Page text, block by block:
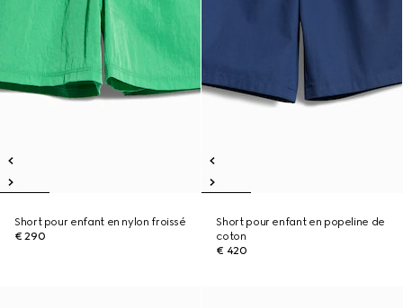
Short pour enfant en nylon froissé
€ 290
Short pour enfant en popeline de
coton
€ 420